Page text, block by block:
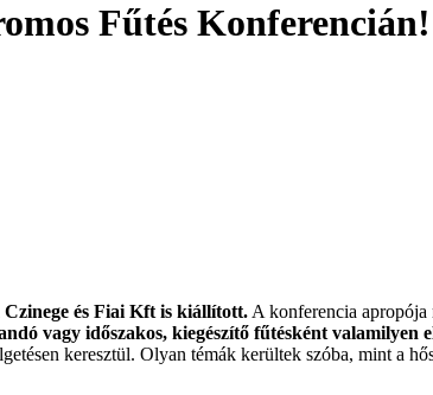
Fűtés Konferencián!
és Fiai Kft is kiállított.A konferencia apropója
vagy időszakos, kiegészítő fűtésként valamilyen
keresztül. Olyan témák kerültek szóba, mint a